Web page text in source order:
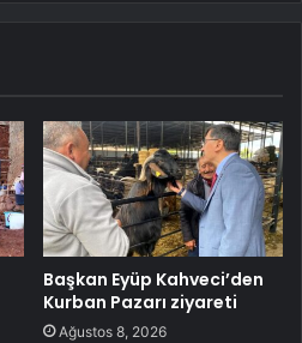
Başkan Eyüp Kahveci’den
Kurban Pazarı ziyareti
Ağustos 8, 2026